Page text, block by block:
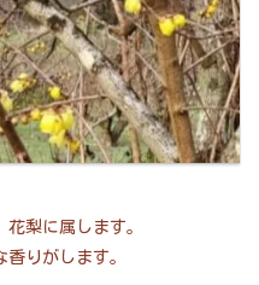
梨に属します。
りがします。